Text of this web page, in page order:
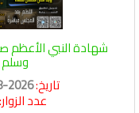
شهادة النبي الأعظم
وسلم
تاريخ:2026-08-07
عدد